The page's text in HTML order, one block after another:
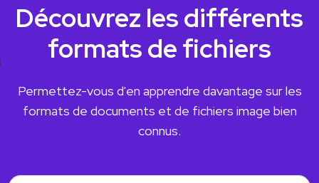
Découvrez les différents
formats de fichiers
Permettez-vous d'en apprendre davantage sur les
formats de documents et de fichiers image bien
connus.